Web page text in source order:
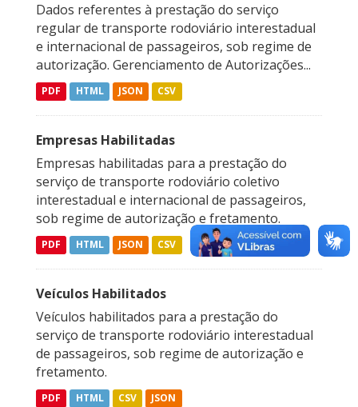
Dados referentes à prestação do serviço
regular de transporte rodoviário interestadual
e internacional de passageiros, sob regime de
autorização. Gerenciamento de Autorizações...
PDF HTML JSON CSV
Empresas Habilitadas
Empresas habilitadas para a prestação do
serviço de transporte rodoviário coletivo
interestadual e internacional de passageiros,
sob regime de autorização e fretamento.
PDF HTML JSON CSV
Veículos Habilitados
Veículos habilitados para a prestação do
serviço de transporte rodoviário interestadual
de passageiros, sob regime de autorização e
fretamento.
PDF HTML CSV JSON